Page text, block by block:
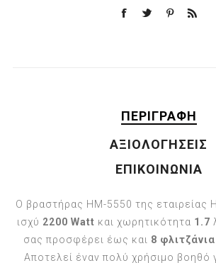
ΠΕΡΙΓΡΑΦΉ
ΑΞΙΟΛΟΓΉΣΕΙΣ
ΕΠΙΚΟΙΝΩΝΊΑ
Ο βραστήρας HM-5550 της εταιρείας
ισχύ 2200 Watt και χωρητικότητα 1.7
σας προσφέρει έως και 8
Αποτελεί έναν πολύ χρήσιμο βοηθό